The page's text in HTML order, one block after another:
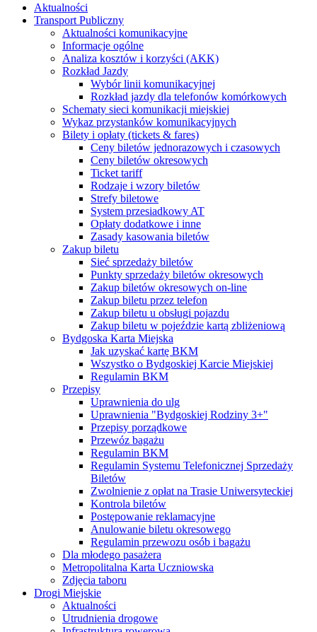
Aktualności
Transport Publiczny
Aktualności komunikacyjne
Informacje ogólne
Analiza kosztów i korzyści (AKK)
Rozkład Jazdy
Wybór linii komunikacyjnej
Rozkład jazdy dla telefonów komórkowych
Schematy sieci komunikacji miejskiej
Wykaz przystanków komunikacyjnych
Bilety i opłaty (tickets & fares)
Ceny biletów jednorazowych i czasowych
Ceny biletów okresowych
Ticket tariff
Rodzaje i wzory biletów
Strefy biletowe
System przesiadkowy AT
Opłaty dodatkowe i inne
Zasady kasowania biletów
Zakup biletu
Sieć sprzedaży biletów
Punkty sprzedaży biletów okresowych
Zakup biletów okresowych on-line
Zakup biletu przez telefon
Zakup biletu u obsługi pojazdu
Zakup biletu w pojeździe kartą zbliżeniową
Bydgoska Karta Miejska
Jak uzyskać kartę BKM
Wszystko o Bydgoskiej Karcie Miejskiej
Regulamin BKM
Przepisy
Uprawnienia do ulg
Uprawnienia "Bydgoskiej Rodziny 3+"
Przepisy porządkowe
Przewóz bagażu
Regulamin BKM
Regulamin Systemu Telefonicznej Sprzedaży
Biletów
Zwolnienie z opłat na Trasie Uniwersyteckiej
Kontrola biletów
Postępowanie reklamacyjne
Anulowanie biletu okresowego
Regulamin przewozu osób i bagażu
Dla młodego pasażera
Metropolitalna Karta Uczniowska
Zdjęcia taboru
Drogi Miejskie
Aktualności
Utrudnienia drogowe